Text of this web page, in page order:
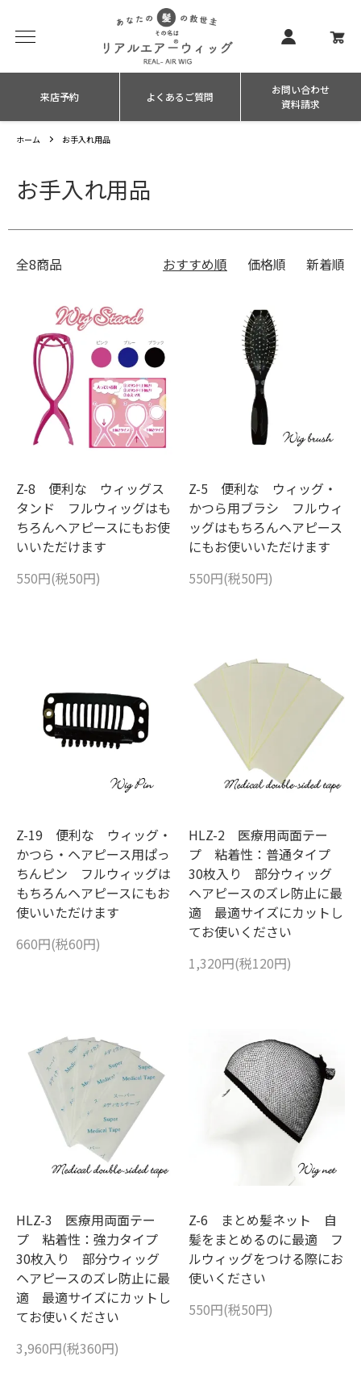
来店予約 よくあるご質問
お問い合わせ
資料請求
ホーム お手入れ用品
お手入れ用品
全8商品 おすすめ順 価格順 新着順
Z-8 便利な ウィッグス
タンド フルウィッグはも
ちろんヘアピースにもお使
いいただけます
550円(税50円)
Z-5 便利な ウィッグ・
かつら用ブラシ フルウィ
ッグはもちろんヘアピース
にもお使いいただけます
550円(税50円)
Z-19 便利な ウィッグ・
かつら・ヘアピース用ぱっ
ちんピン フルウィッグは
もちろんヘアピースにもお
使いいただけます
660円(税60円)
HLZ-2 医療用両面テー
プ 粘着性：普通タイプ
30枚入り 部分ウィッグ
ヘアピースのズレ防止に最
適 最適サイズにカットし
てお使いください
1,320円(税120円)
HLZ-3 医療用両面テー
プ 粘着性：強力タイプ
30枚入り 部分ウィッグ
ヘアピースのズレ防止に最
適 最適サイズにカットし
てお使いください
3,960円(税360円)
Z-6 まとめ髪ネット 自
髪をまとめるのに最適 フ
ルウィッグをつける際にお
使いください
550円(税50円)